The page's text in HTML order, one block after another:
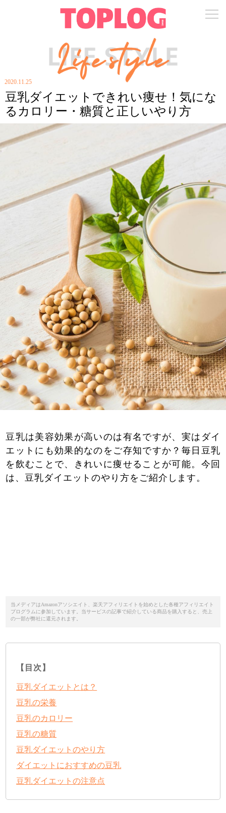
2020.11.25
豆乳ダイエットできれい痩せ！気にな
るカロリー・糖質と正しいやり方
豆乳は美容効果が高いのは有名ですが、実はダイ
エットにも効果的なのをご存知ですか？毎日豆乳
を飲むことで、きれいに痩せることが可能。今回
は、豆乳ダイエットのやり方をご紹介します。
当メディアはAmazonアソシエイト、楽天アフィリエイトを始めとした各種アフィリエイト
プログラムに参加しています。当サービスの記事で紹介している商品を購入すると、売上
の一部が弊社に還元されます。
【目次】
豆乳ダイエットとは？
豆乳の栄養
豆乳のカロリー
豆乳の糖質
豆乳ダイエットのやり方
ダイエットにおすすめの豆乳
豆乳ダイエットの注意点